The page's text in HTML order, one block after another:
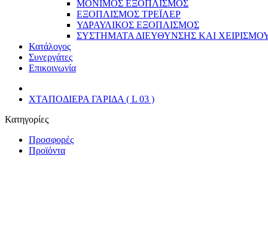
ΜΟΝΙΜΟΣ ΕΞΟΠΛΙΣΜΟΣ
ΕΞΟΠΛΙΣΜΟΣ ΤΡΕΪΛΕΡ
ΥΔΡΑΥΛΙΚΟΣ ΕΞΟΠΛΙΣΜΟΣ
ΣΥΣΤΗΜΑΤΑ ΔΙΕΥΘΥΝΣΗΣ ΚΑΙ
Κατάλογος
Συνεργάτες
Επικοινωνία
ΧΤΑΠΟΔΙΕΡΑ ΓΑΡΙΔΑ ( L 03 )
Κατηγορίες
Προσφορές
Προϊόντα